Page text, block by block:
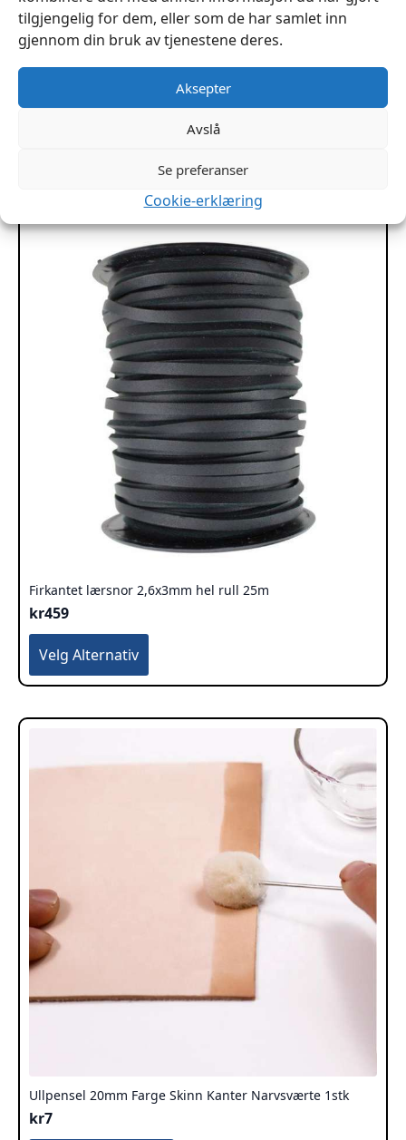
tilgjengelig for dem, eller som de har samlet inn
gjennom din bruk av tjenestene deres.
Aksepter
Avslå
Se preferanser
Cookie-erklæring
Narvsverte Rødbrun 1/4 liter ROC
kr189
Firkantet lærsnor 2,6x3mm hel rull 25m
kr459
Velg Alternativ
produktet
har
varianter.
kan
Ullpensel 20mm Farge Skinn Kanter Narvsværte 1stk
kr7